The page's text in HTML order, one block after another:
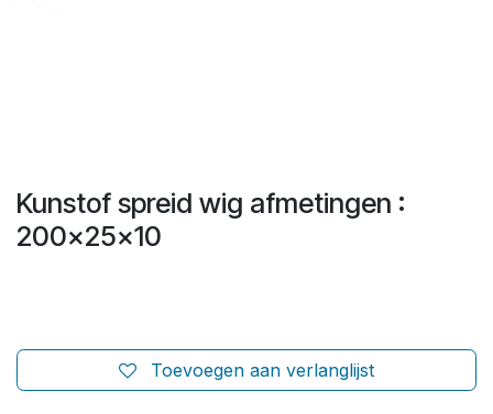
Kunstof spreid wig afmetingen :
200x25x10
Toevoegen aan verlanglijst